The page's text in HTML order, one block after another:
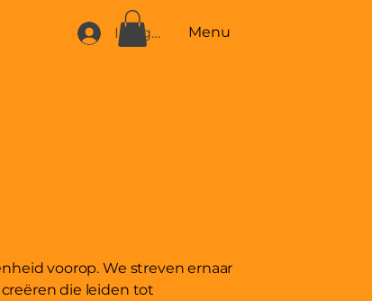
Menu
Inloggen
voorop. We streven ernaar
die leiden tot